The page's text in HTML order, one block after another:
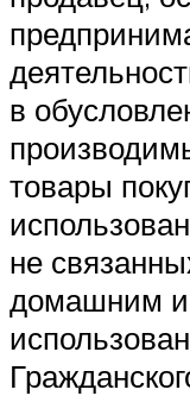
в
товары
не
домашним